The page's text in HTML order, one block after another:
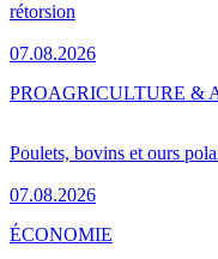
rétorsion
07.08.2026
Poulets, bovins et ours
07.08.2026
PROAGRICULTURE &
ÉCONOMIE